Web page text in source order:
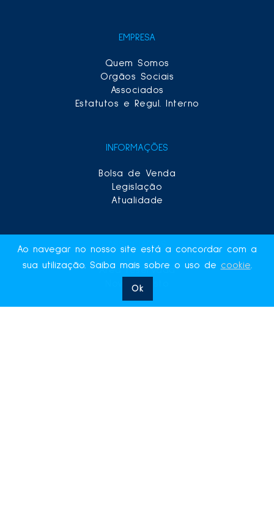
EMPRESA
Quem Somos
Orgãos Sociais
Associados
Estatutos e Regul. Interno
INFORMAÇÕES
Bolsa de Venda
Legislação
Atualidade
ASSOCIADOS
Área reservada
Novo Registo
Ao navegar no nosso site está a concordar com a
sua utilização. Saiba mais sobre o uso de cookie.
Ok